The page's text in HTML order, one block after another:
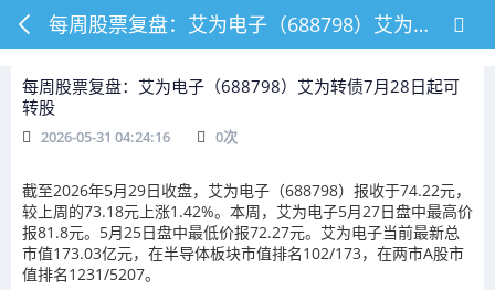
每周股票复盘：艾为电子（688798）艾为转债7月28日起可转股
每周股票复盘：艾为电子（688798）艾为转债7月28日起可
转股
2026-05-31 04:24:16 0次
截至2026年5月29日收盘，艾为电子（688798）报收于74.22元，
较上周的73.18元上涨1.42%。本周，艾为电子5月27日盘中最高价
报81.8元。5月25日盘中最低价报72.27元。艾为电子当前最新总
市值173.03亿元，在半导体板块市值排名102/173，在两市A股市
值排名1231/5207。